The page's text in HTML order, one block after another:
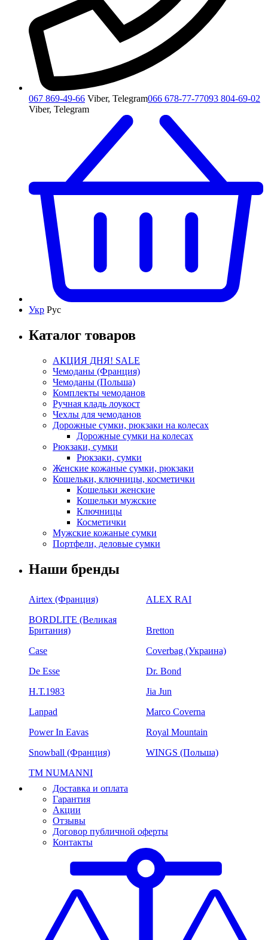
067 869-49-66 Viber, Telegram066 678-77-77093 804-69-02
Viber, Telegram
Укр Рус
Каталог товаров
АКЦИЯ ДНЯ! SALE
Чемоданы (Франция)
Чемоданы (Польша)
Комплекты чемоданов
Ручная кладь лоукост
Чехлы для чемоданов
Дорожные сумки, рюкзаки на колесах
Дорожные сумки на колесах
Рюкзаки, сумки
Рюкзаки, сумки
Женские кожаные сумки, рюкзаки
Кошельки, ключницы, косметички
Кошельки женские
Кошельки мужские
Ключницы
Косметички
Мужские кожаные сумки
Портфели, деловые сумки
Наши бренды
Airtex (Франция)
ALEX RAI
BORDLITE (Великая
Британия)
Bretton
Case
Coverbag (Украина)
De Esse
Dr. Bond
H.Т.1983
Jia Jun
Lanpad
Marco Coverna
Power In Eavas
Royal Mountain
Snowball (Франция)
WINGS (Польша)
ТМ NUMANNI
Доставка и оплата
Гарантия
Акции
Отзывы
Договор публичной оферты
Контакты